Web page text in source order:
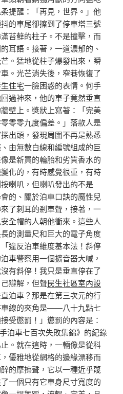
提醒：「再見，世界。」他
的車尾卻擦到了停車塔三號
苔蘚的柱子。不是撞擊，而
耳語。接著，一道濃郁的、
。猛地從柱子爆發出來，瞬
。光芒消失後，窄巷恢復了
住宅一臉困惑的表情。何手
過神來，他的車子竟然垂直
壁上。獎狀上寫著：「完美
零零九度偏差。」落款人是
出頭，發現周圍不再是熟悉
由無數白線和編號組成的巨
是新買的輪胎和劣質香水的
化的，有時感覺很重，有時
喇叭，但喇叭發出的不是
的、關於泊車口訣的魔性兒
了刺耳的剎車聲，接著，一
全帽的人朝他衝來。這些人
的測量尺和巨大的電子角度
違反泊車維度基本法！斜停
車警察用一個擴音器大喊，
有斜停！我只是垂直停在了
辯解，但聲民生社區室內設
泊車？那是在第三次元的行
車線的夾角是——八十九點七
受懲罰！」懲罰的內容是：
泊車七百次失敗集錦》的紀錄
。就在這時，一輛像是從科
優雅地從網格的邊緣漂移而
的摩擦聲，它以一種近乎蔑
一個只有它車身尺寸寬度的